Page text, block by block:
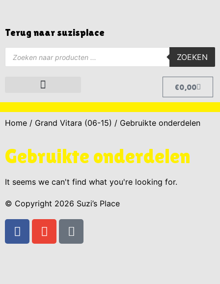
Terug naar suzisplace
ZOEKEN
€0,00
Home / Grand Vitara (06-15) / Gebruikte onderdelen
Gebruikte onderdelen
It seems we can't find what you're looking for.
© Copyright 2026 Suzi’s Place